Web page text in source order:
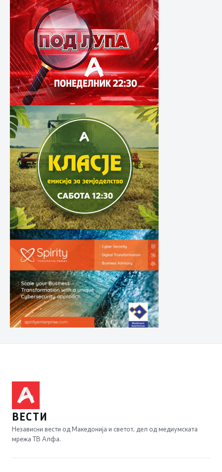
ВЕСТИ
Независни вести од Македонија и светот, дел од медиумската
мрежа ТВ Алфа.